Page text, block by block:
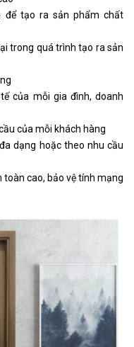
để tạo ra sản phẩm chất
trong quá trình tạo ra sản
của mỗi gia đình, doanh
của mỗi khách hàng
dạng hoặc theo nhu cầu
cao, bảo vệ tính mạng